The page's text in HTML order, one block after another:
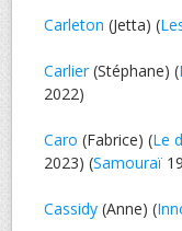
Carleton (Jetta) (
Carlier(Stéphane) (
2022)
Caro (Fabrice) (Le
2023) (Samouraï
Cassidy (Anne) (